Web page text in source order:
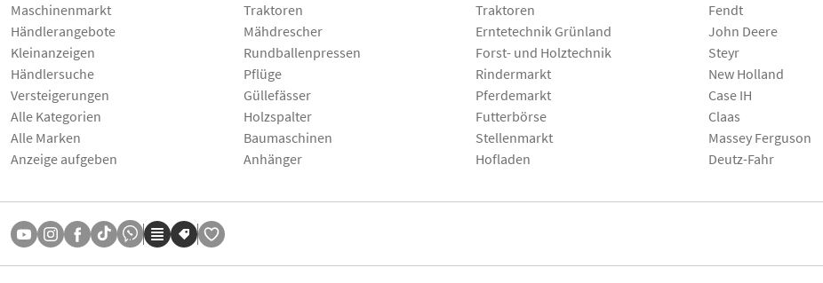
Maschinenmarkt
Händlerangebote
Kleinanzeigen
Händlersuche
Versteigerungen
Alle Kategorien
Alle Marken
Anzeige aufgeben
Traktoren
Mähdrescher
Rundballenpressen
Pflüge
Güllefässer
Holzspalter
Baumaschinen
Anhänger
Traktoren
Erntetechnik Grünland
Forst- und Holztechnik
Rindermarkt
Pferdemarkt
Futterbörse
Stellenmarkt
Hofladen
Fendt
John Deere
Steyr
New Holland
Case IH
Claas
Massey Ferguson
Deutz-Fahr